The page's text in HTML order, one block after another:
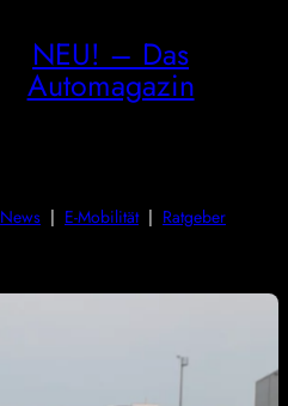
NEU! – Das
Automagazin
News | E-Mobilität| Ratgeber